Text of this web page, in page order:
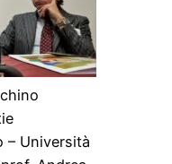
– Università